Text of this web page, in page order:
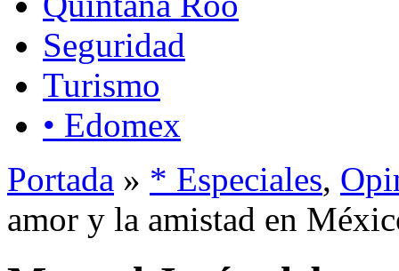
Seguridad
Turismo
• Edomex
Portada » * Especiales,
amor y la amistad en